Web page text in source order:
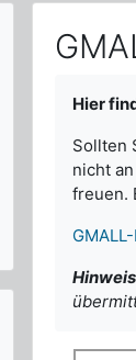
Hier
Sollten
nicht
freuen.